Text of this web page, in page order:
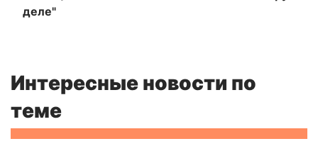
деле"
Интересные новости по
теме